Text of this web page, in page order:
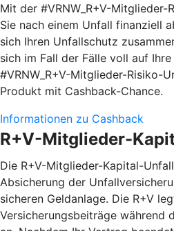
Mit der #VRNW_R+V-
Sie nach einem Unfall finanziell
sich Ihren Unfallschutz
sich im Fall der Fälle voll auf Ihre
#VRNW_R+V-Mitglieder-Risiko-
Produkt mit Cashback-Chance.
Informationen zu Cashback
R+V-Mitglieder-
Die R+V-Mitglieder-Kapital-
Absicherung der
sicheren Geldanlage. Die R+V
Versicherungsbeiträge während